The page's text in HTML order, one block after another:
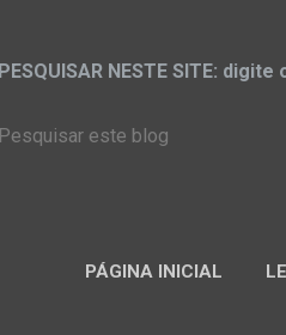
PESQUISAR NESTE SITE:
PÁGINA INICIAL